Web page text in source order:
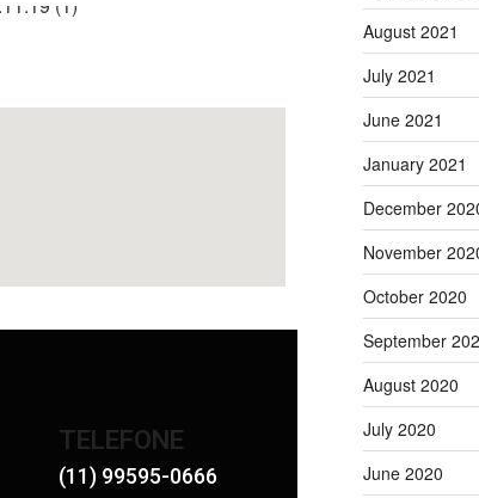
TELEFONE
(11) 99595-0666
August 2021
July 2021
June 2021
January 2021
December
November
October 2020
September
August 2020
July 2020
June 2020